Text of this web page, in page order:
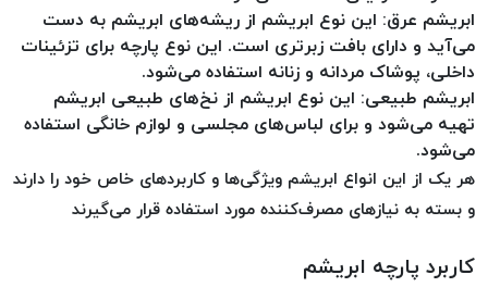
موم
خورده
لیمکس
LIMAX
نخ
موم
خورده
امگا
ابریشم عرق: این نوع ابریشم از ریشه‌های ابریشم به دست
می‌آید و دارای بافت زبرتری است. این نوع پارچه برای تزئینات
داخلی، پوشاک مردانه و زنانه استفاده می‌شود.
ابریشم طبیعی: این نوع ابریشم از نخ‌های طبیعی ابریشم
تهیه می‌شود و برای لباس‌های مجلسی و لوازم خانگی استفاده
می‌شود.
هر یک از این انواع ابریشم ویژگی‌ها و کاربردهای خاص خود را دارند
و بسته به نیازهای مصرف‌کننده مورد استفاده قرار می‌گیرند
کاربرد پارچه ابریشم